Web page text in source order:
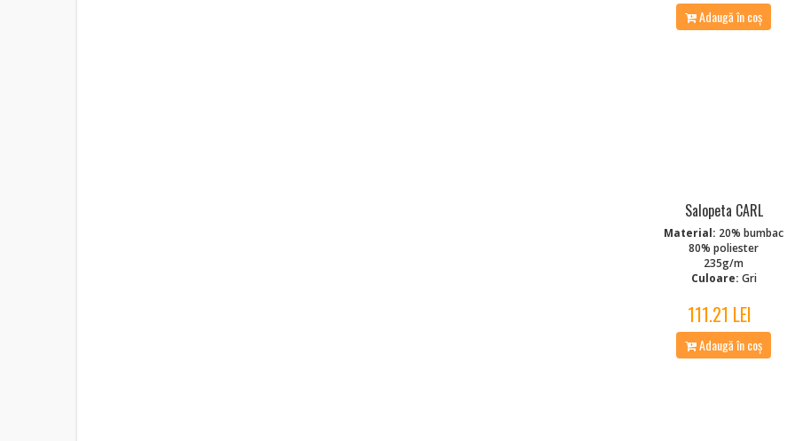
Adaugă în coș
Salopeta CARL
Material: 20% bumbac
80% poliester
235g/m
Culoare: Gri
111.21 LEI
Adaugă în coș